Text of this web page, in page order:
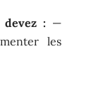
: —
les